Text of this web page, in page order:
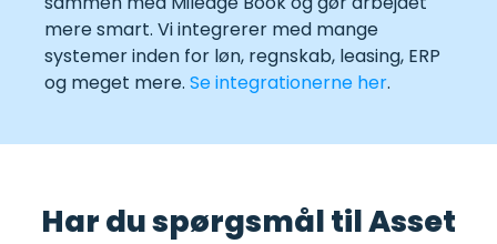
mere smart. Vi integrerer med mange
systemer inden for løn, regnskab, leasing, ERP
og meget mere. Se integrationerne her.
Har du spørgsmål til Asset